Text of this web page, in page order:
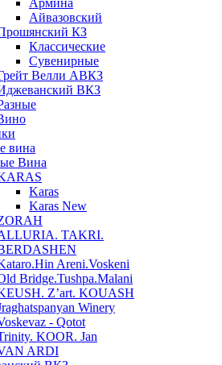
Армина
Айвазовский
КЗ
Классические
Сувенирные
Велли АВКЗ
ВКЗ
вина
Вина
Karas
Karas New
TAKRI.
Areni.Voskeni
Bridge.Tushpa.Malani
Z’art. KOUASH
Winery
- Qotot
KOOR. Jan
ARDI